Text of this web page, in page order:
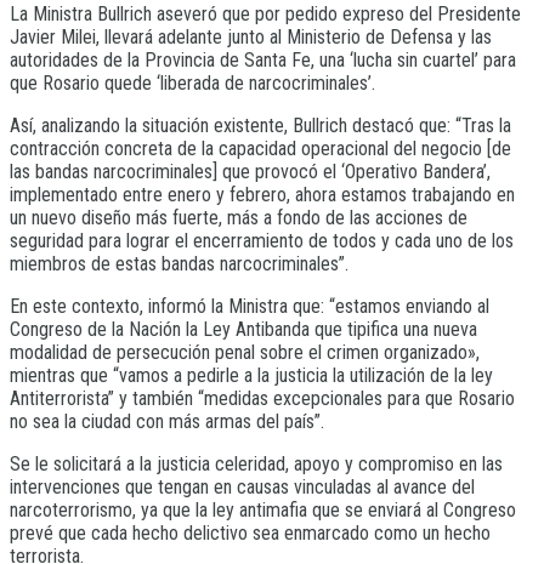
La Ministra Bullrich aseveró que por pedido expreso del Presidente
Javier Milei, llevará adelante junto al Ministerio de Defensa y las
autoridades de la Provincia de Santa Fe, una ‘lucha sin cuartel’ para
que Rosario quede ‘liberada de narcocriminales’.
Así, analizando la situación existente, Bullrich destacó que: “Tras la
contracción concreta de la capacidad operacional del negocio [de
las bandas narcocriminales] que provocó el ‘Operativo Bandera’,
implementado entre enero y febrero, ahora estamos trabajando en
un nuevo diseño más fuerte, más a fondo de las acciones de
seguridad para lograr el encerramiento de todos y cada uno de los
miembros de estas bandas narcocriminales”.
En este contexto, informó la Ministra que: “estamos enviando al
Congreso de la Nación la Ley Antibanda que tipifica una nueva
modalidad de persecución penal sobre el crimen organizado»,
mientras que “vamos a pedirle a la justicia la utilización de la ley
Antiterrorista” y también “medidas excepcionales para que Rosario
no sea la ciudad con más armas del país”.
Se le solicitará a la justicia celeridad, apoyo y compromiso en las
intervenciones que tengan en causas vinculadas al avance del
narcoterrorismo, ya que la ley antimafia que se enviará al Congreso
prevé que cada hecho delictivo sea enmarcado como un hecho
terrorista.